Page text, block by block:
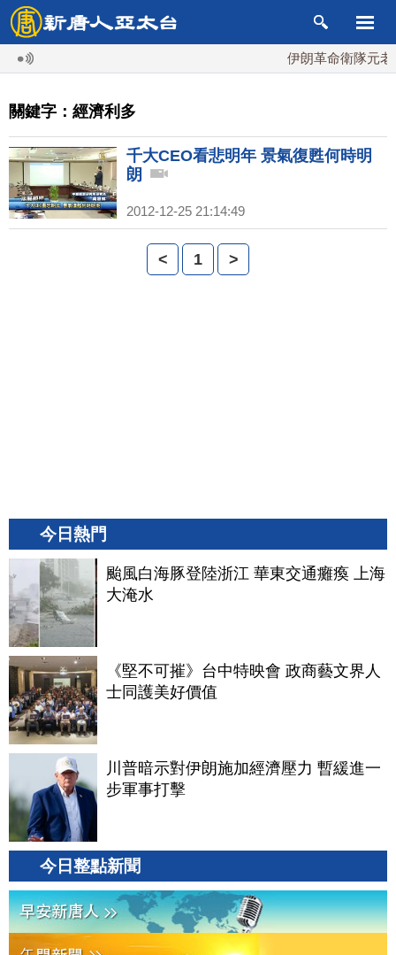
伊朗革命衛隊元老
關鍵字：經濟利多
千大CEO看悲明年 景氣復甦何時明
朗
2012-12-25 21:14:49
< 1 >
今日熱門
颱風白海豚登陸浙江 華東交通癱瘓 上海
大淹水
《堅不可摧》台中特映會 政商藝文界人
士同護美好價值
川普暗示對伊朗施加經濟壓力 暫緩進一
步軍事打擊
今日整點新聞